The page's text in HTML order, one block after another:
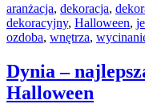
aranżacja, dekoracja,
dekoracyjny, Halloween,
ozdoba, wnętrza,
Dynia –
Halloween